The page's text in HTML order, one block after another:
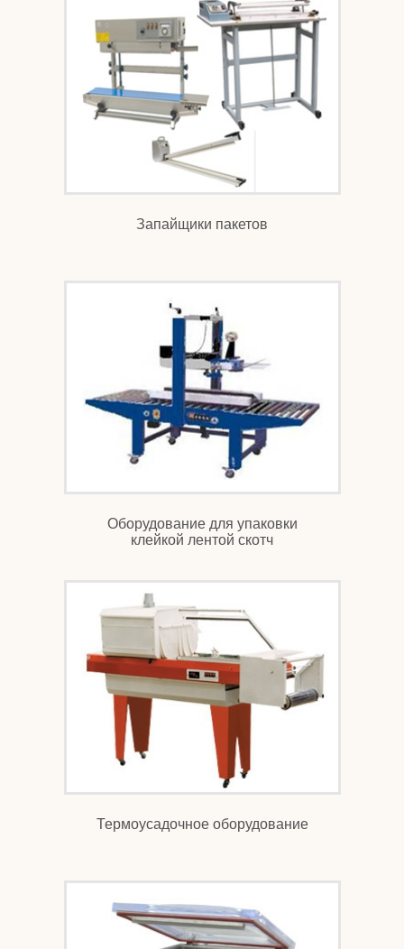
Запайщики пакетов
Оборудование для упаковки
клейкой лентой скотч
Термоусадочное оборудование